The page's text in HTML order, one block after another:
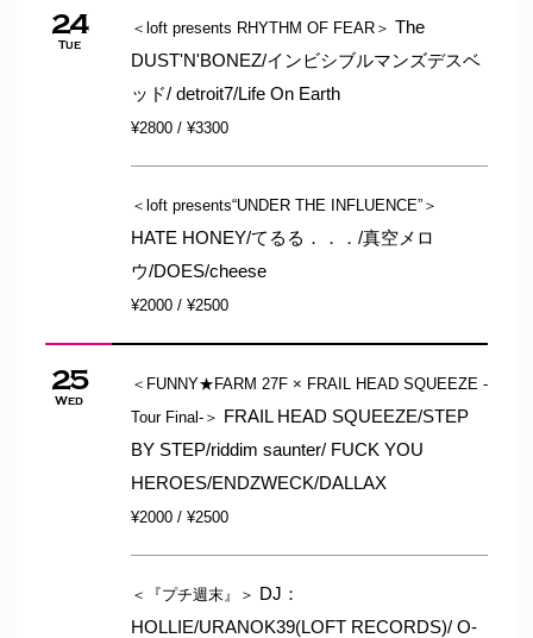
24
Tue
＜loft presents RHYTHM OF FEAR＞ The
DUST'N'BONEZ/インビシブルマンズデスベ
ッド/ detroit7/Life On Earth
¥2800 / ¥3300
＜loft presents“UNDER THE INFLUENCE”＞
HATE HONEY/てるる．．．/真空メロ
ウ/DOES/cheese
¥2000 / ¥2500
25
Wed
＜FUNNY★FARM 27F × FRAIL HEAD SQUEEZE -
Tour Final-＞ FRAIL HEAD SQUEEZE/STEP
BY STEP/riddim saunter/ FUCK YOU
HEROES/ENDZWECK/DALLAX
¥2000 / ¥2500
＜『プチ週末』＞ DJ：
HOLLIE/URANOK39(LOFT RECORDS)/ O-